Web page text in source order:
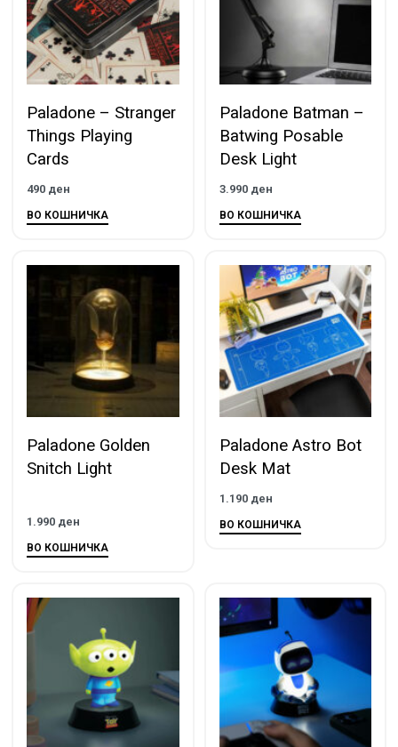
Paladone – Stranger
Things Playing
Cards
490 ден
ВО КОШНИЧКА
Paladone Batman –
Batwing Posable
Desk Light
3.990 ден
ВО КОШНИЧКА
Paladone Golden
Snitch Light
1.990 ден
ВО КОШНИЧКА
Paladone Astro Bot
Desk Mat
1.190 ден
ВО КОШНИЧКА